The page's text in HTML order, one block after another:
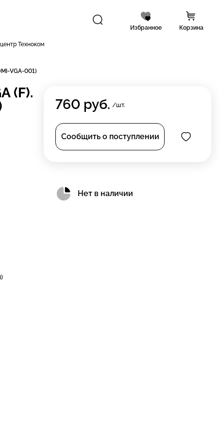
Избранное Корзина
Техноком
VGA-001)
(F).
760 руб. /шт.
Сообщить о поступлении
Нет в наличии